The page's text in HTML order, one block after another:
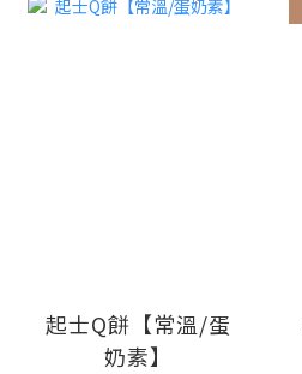
起士Q餅【常溫/蛋
奶素】